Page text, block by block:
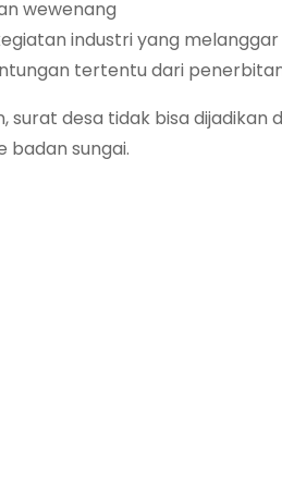
wewenang
industri yang
tertentu dari
surat desa tidak bisa
badan sungai.